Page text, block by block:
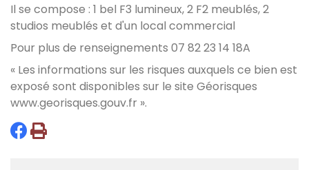
Il se compose : 1 bel F3 lumineux, 2 F2 meublés, 2
studios meublés et d'un local commercial
Pour plus de renseignements 07 82 23 14 18A
« Les informations sur les risques auxquels ce bien est
exposé sont disponibles sur le site Géorisques
www.georisques.gouv.fr ».